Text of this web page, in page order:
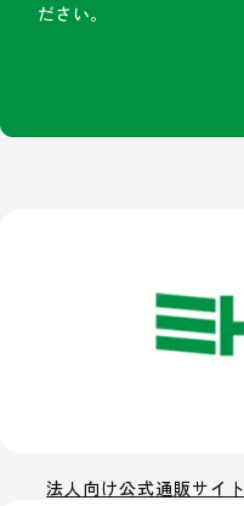
ださい。
法人向け公式通販サイト